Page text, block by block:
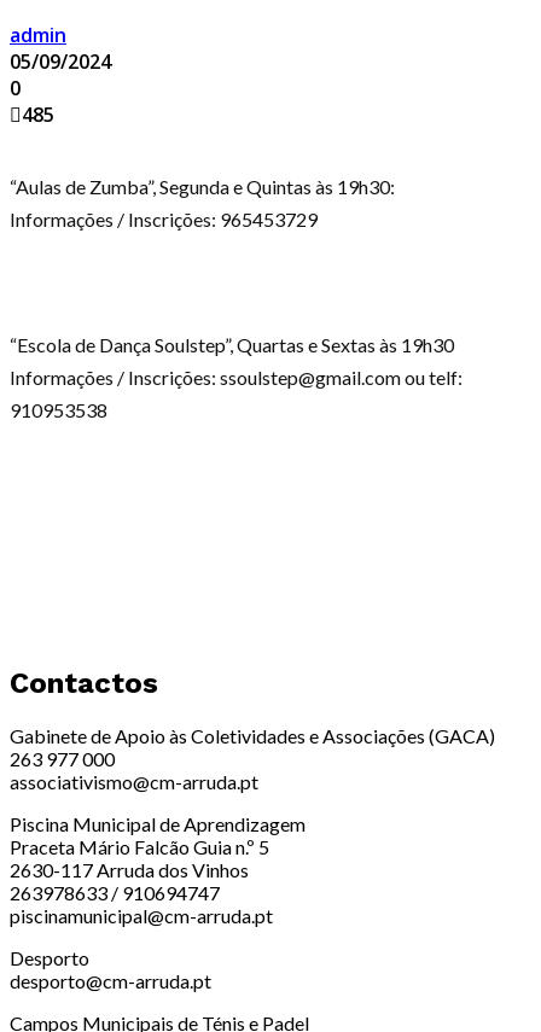
admin
05/09/2024
0
485
“Aulas de Zumba”, Segunda e Quintas às 19h30:
Informações / Inscrições: 965453729
“Escola de Dança Soulstep”, Quartas e Sextas às 19h30
Informações / Inscrições: ssoulstep@gmail.com ou telf:
910953538
Contactos
Gabinete de Apoio às Coletividades e Associações (GACA)
263 977 000
associativismo@cm-arruda.pt
Piscina Municipal de Aprendizagem
Praceta Mário Falcão Guia n.º 5
2630-117 Arruda dos Vinhos
263978633 / 910694747
piscinamunicipal@cm-arruda.pt
Desporto
desporto@cm-arruda.pt
Campos Municipais de Ténis e Padel